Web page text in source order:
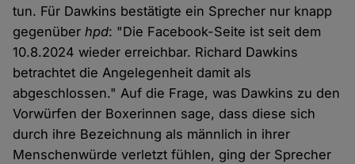
tun. Für Dawkins bestätigte ein Sprecher nur knapp
gegenüberhpd: "Die Facebook-Seite ist seit dem
10.8.2024 wieder erreichbar. Richard Dawkins
betrachtet die Angelegenheit damit als
abgeschlossen." Auf die Frage, was Dawkins zu den
Vorwürfen der Boxerinnen sage, dass diese sich
durch ihre Bezeichnung als männlich in ihrer
Menschenwürde verletzt fühlen, ging der Sprecher